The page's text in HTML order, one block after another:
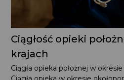
Ciągłość opieki
krajach
Ciągła opieka położnej w